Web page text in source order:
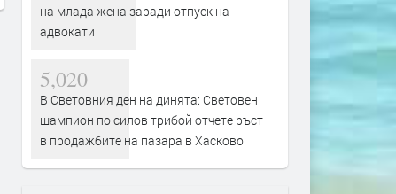
на млада жена заради отпуск на
адвокати
5,020
В Световния ден на динята: Световен
шампион по силов трибой отчете ръст
в продажбите на пазара в Хасково